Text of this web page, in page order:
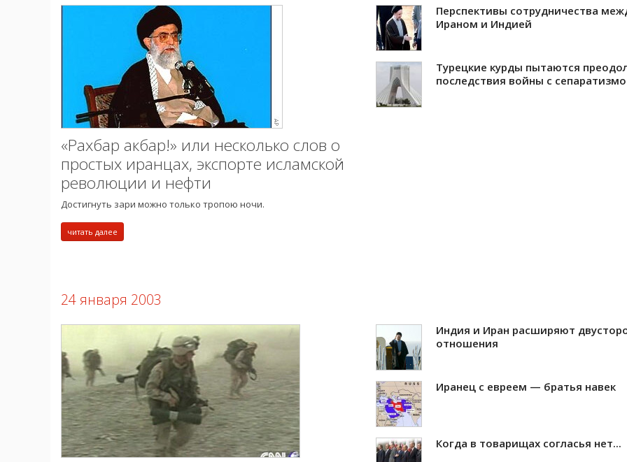
«Рахбар акбар!» или несколько слов о
простых иранцах, экспорте исламской
революции и нефти
Достигнуть зари можно только тропою ночи.
читать далее
Перспективы сотрудничества
Ираном и Индией
Турецкие курды пытаются
последствия войны с
24 января 2003
Индия и Иран расширяют
отношения
Иранец с евреем — братья навек
Когда в товарищах согласья нет...